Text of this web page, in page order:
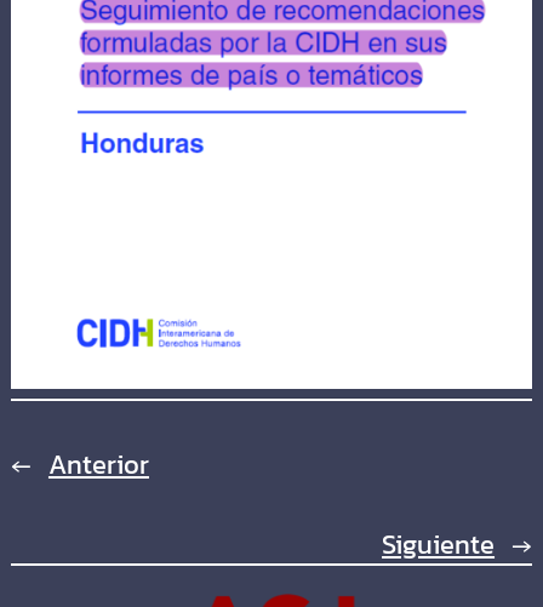
← Anterior
Siguiente →